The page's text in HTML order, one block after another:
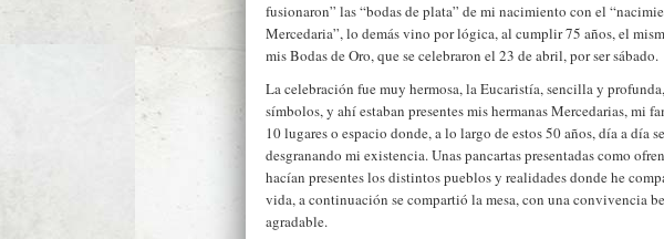
fusionaron” las “bodas de plata” de mi nacimiento con el
Mercedaria”, lo demás vino por lógica, al cumplir 75 años, el
mis Bodas de Oro, que se celebraron el 23 de abril, por ser sábado.
La celebración fue muy hermosa, la Eucaristía, sencilla y
símbolos, y ahí estaban presentes mis hermanas Mercedarias, mi
10 lugares o espacio donde, a lo largo de estos 50 años, día a día
desgranando mi existencia. Unas pancartas presentadas como
hacían presentes los distintos pueblos y realidades donde he
vida, a continuación se compartió la mesa, con una convivencia
agradable.